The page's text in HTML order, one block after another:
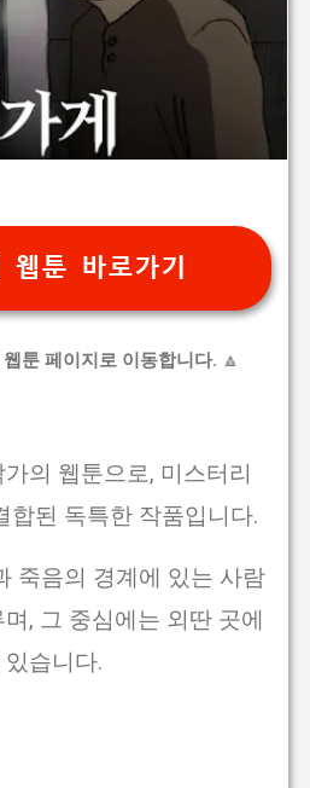
웹툰 바로가기
툰 페이지로 이동합니다. 🔼
의 웹툰으로, 미스터리
합된 독특한 작품입니다.
죽음의 경계에 있는 사람
, 그 중심에는 외딴 곳에
습니다.